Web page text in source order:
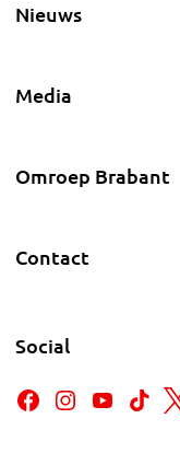
Nieuws
Media
Omroep Brabant
Contact
Social